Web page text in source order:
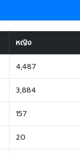
หญิง
4,487
3,884
157
20